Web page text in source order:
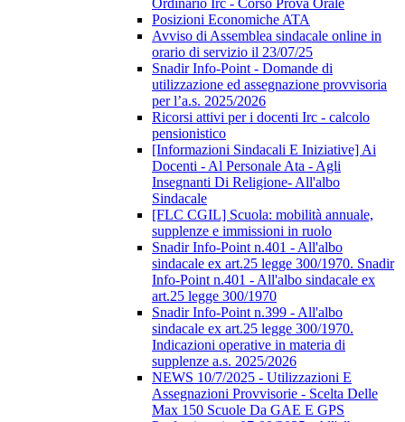
Ordinario Irc - Corso Prova Orale
Posizioni Economiche ATA
Avviso di Assemblea sindacale online in
orario di servizio il 23/07/25
Snadir Info-Point - Domande di
utilizzazione ed assegnazione provvisoria
per l’a.s. 2025/2026
Ricorsi attivi per i docenti Irc - calcolo
pensionistico
[Informazioni Sindacali E Iniziative] Ai
Docenti - Al Personale Ata - Agli
Insegnanti Di Religione- All'albo
Sindacale
[FLC CGIL] Scuola: mobilità annuale,
supplenze e immissioni in ruolo
Snadir Info-Point n.401 - All'albo
sindacale ex art.25 legge 300/1970. Snadir
Info-Point n.401 - All'albo sindacale ex
art.25 legge 300/1970
Snadir Info-Point n.399 - All'albo
sindacale ex art.25 legge 300/1970.
Indicazioni operative in materia di
supplenze a.s. 2025/2026
NEWS 10/7/2025 - Utilizzazioni E
Assegnazioni Provvisorie - Scelta Delle
Max 150 Scuole Da GAE E GPS